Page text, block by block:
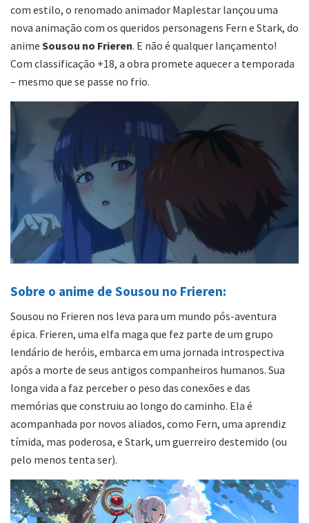
com estilo, o renomado animador Maplestar lançou uma
nova animação com os queridos personagens Fern e Stark, do
anime Sousou no Frieren. E não é qualquer lançamento!
Com classificação +18, a obra promete aquecer a temporada
– mesmo que se passe no frio.
Sobre o anime de Sousou no Frieren:
Sousou no Frieren nos leva para um mundo pós-aventura
épica. Frieren, uma elfa maga que fez parte de um grupo
lendário de heróis, embarca em uma jornada introspectiva
após a morte de seus antigos companheiros humanos. Sua
longa vida a faz perceber o peso das conexões e das
memórias que construiu ao longo do caminho. Ela é
acompanhada por novos aliados, como Fern, uma aprendiz
tímida, mas poderosa, e Stark, um guerreiro destemido (ou
pelo menos tenta ser).